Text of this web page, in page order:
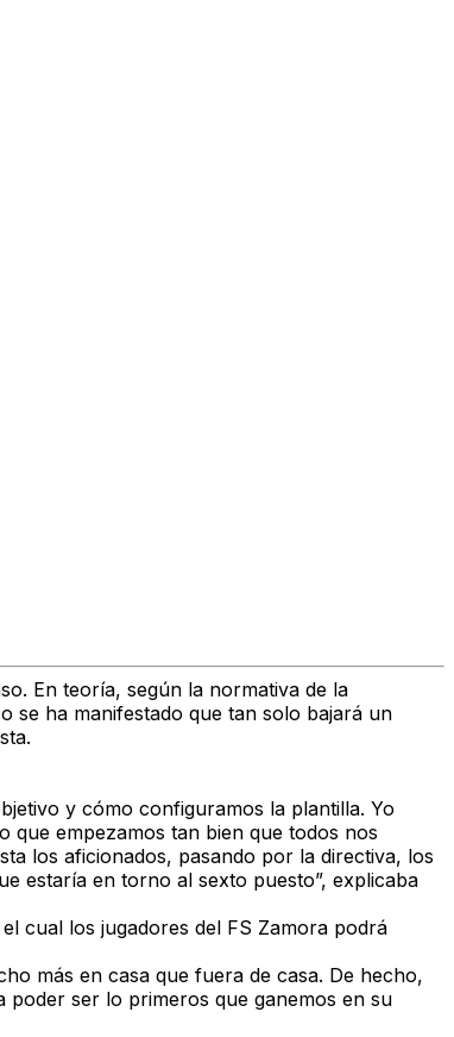
En teoría, según la normativa de la
se ha manifestado que tan solo bajará un
y cómo configuramos la plantilla. Yo
que empezamos tan bien que todos nos
los aficionados, pasando por la directiva, los
estaría en torno al sexto puesto”, explicaba
cual los jugadores del FS Zamora podrá
más en casa que fuera de casa. De hecho,
ser lo primeros que ganemos en su